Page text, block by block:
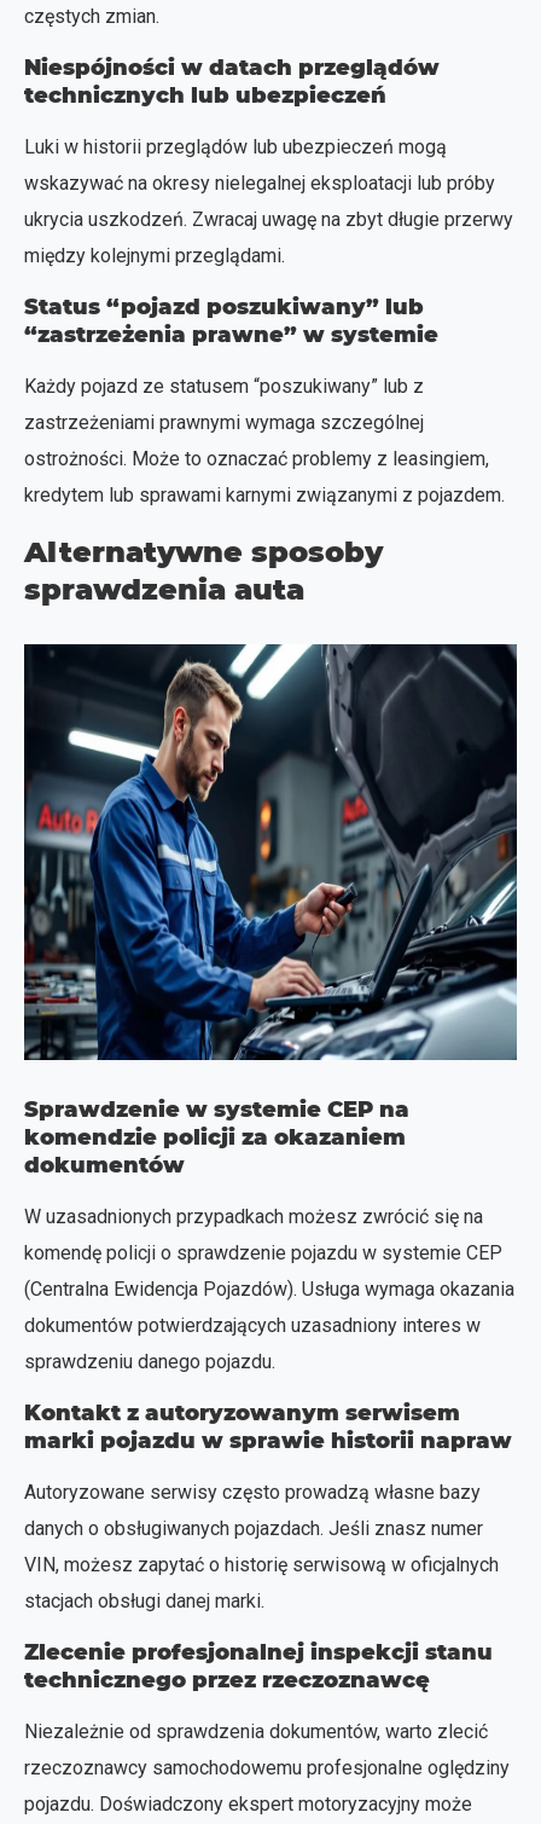
częstych zmian.
Niespójności w datach przeglądów
technicznych lub ubezpieczeń
Luki w historii przeglądów lub ubezpieczeń mogą
wskazywać na okresy nielegalnej eksploatacji lub próby
ukrycia uszkodzeń. Zwracaj uwagę na zbyt długie przerwy
między kolejnymi przeglądami.
Status “pojazd poszukiwany” lub
“zastrzeżenia prawne” w systemie
Każdy pojazd ze statusem “poszukiwany” lub z
zastrzeżeniami prawnymi wymaga szczególnej
ostrożności. Może to oznaczać problemy z leasingiem,
kredytem lub sprawami karnymi związanymi z pojazdem.
Alternatywne sposoby
sprawdzenia auta
Sprawdzenie w systemie CEP na
komendzie policji za okazaniem
dokumentów
W uzasadnionych przypadkach możesz zwrócić się na
komendę policji o sprawdzenie pojazdu w systemie CEP
(Centralna Ewidencja Pojazdów). Usługa wymaga okazania
dokumentów potwierdzających uzasadniony interes w
sprawdzeniu danego pojazdu.
Kontakt z autoryzowanym serwisem
marki pojazdu w sprawie historii napraw
Autoryzowane serwisy często prowadzą własne bazy
danych o obsługiwanych pojazdach. Jeśli znasz numer
VIN, możesz zapytać o historię serwisową w oficjalnych
stacjach obsługi danej marki.
Zlecenie profesjonalnej inspekcji stanu
technicznego przez rzeczoznawcę
Niezależnie od sprawdzenia dokumentów, warto zlecić
rzeczoznawcy samochodowemu profesjonalne oględziny
pojazdu. Doświadczony ekspert motoryzacyjny może